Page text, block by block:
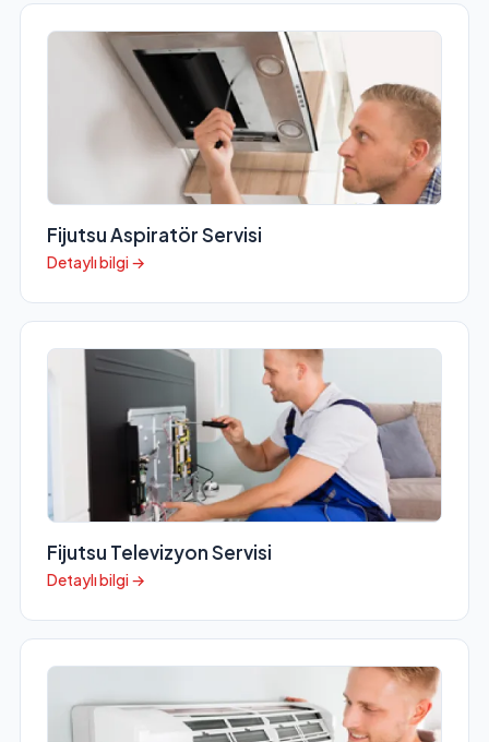
Fijutsu Aspiratör Servisi
Detaylı bilgi →
Fijutsu Televizyon Servisi
Detaylı bilgi →